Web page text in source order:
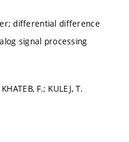
differential difference
signal processing
F.; KULEJ, T.